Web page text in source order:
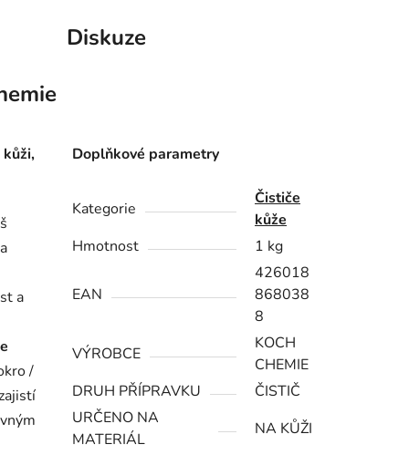
Diskuze
a
/
Doplňkové parametry
Kategorie
Čističe
kůže
Hmotnost
1 kg
EAN
426018
868038
8
VÝROBCE
KOCH
CHEMIE
DRUH PŘÍPRAVKU
ČISTIČ
URČENO NA
MATERIÁL
NA KŮŽI